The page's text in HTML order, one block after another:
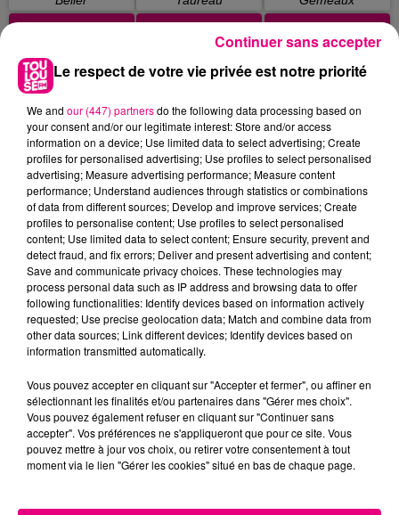
Cancer Lion Vierge
Balance Scorpion Sagittaire
Poissons
Le respect de votre vie privée est notre priorité
We and our (447) partnersdo the following data processing based on
your consent and/or our legitimate interest: Store and/or access
information on a device; Use limited data to select advertising; Create
profiles for personalised advertising; Use profiles to select personalised
advertising; Measure advertising performance; Measure content
performance; Understand audiences through statistics or combinations
of data from different sources; Develop and improve services; Create
profiles to personalise content; Use profiles to select personalised
content; Use limited data to select content; Ensure security, prevent and
detect fraud, and fix errors; Deliver and present advertising and content;
Save and communicate privacy choices. These technologies may
process personal data such as IP address and browsing data to offer
following functionalities: Identify devices based on information actively
requested; Use precise geolocation data; Match and combine data from
other data sources; Link different devices; Identify devices based on
information transmitted automatically.
Vous pouvez accepter en cliquant sur "Accepter et fermer", ou affiner en
sélectionnant les finalités et/ou partenaires dans "Gérer mes choix".
Vous pouvez également refuser en cliquant sur "Continuer sans
accepter". Vos préférences ne s'appliqueront que pour ce site. Vous
pouvez mettre à jour vos choix, ou retirer votre consentement à tout
moment via le lien "Gérer les cookies" situé en bas de chaque page.
Continuer sans accepter